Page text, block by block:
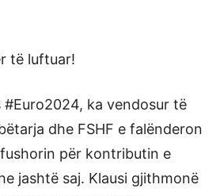
të luftuar!
#Euro2024, ka vendosur të
dhe FSHF e falënderon
për kontributin e
jashtë saj. Klausi gjithmonë